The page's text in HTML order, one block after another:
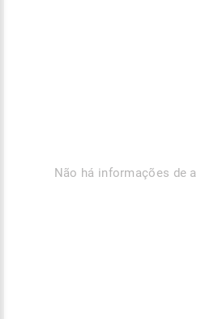
Não há informações de